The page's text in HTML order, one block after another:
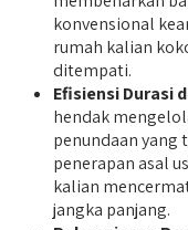
konvensional
rumah kalian
ditempati.
Efisiensi Durasi
hendak
penundaan yang
penerapan asal
kalian
jangka panjang.